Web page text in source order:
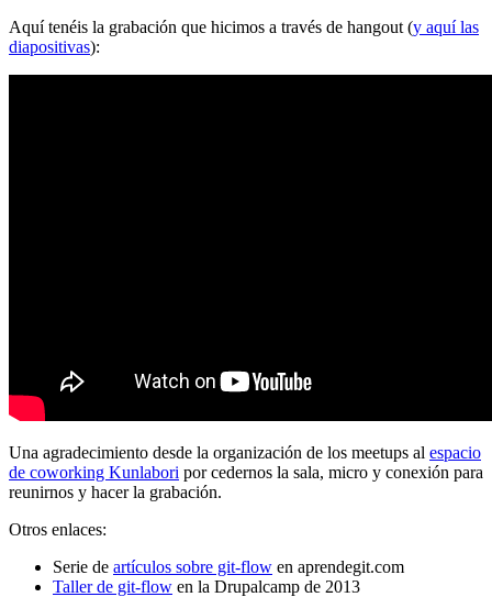
Aquí tenéis la grabación que hicimos a través de hangout (y aquí las
diapositivas):
Una agradecimiento desde la organización de los meetups al espacio
de coworking Kunlabori por cedernos la sala, micro y conexión para
reunirnos y hacer la grabación.
Otros enlaces:
Serie de artículos sobre git-flow en aprendegit.com
Taller de git-flow en la Drupalcamp de 2013